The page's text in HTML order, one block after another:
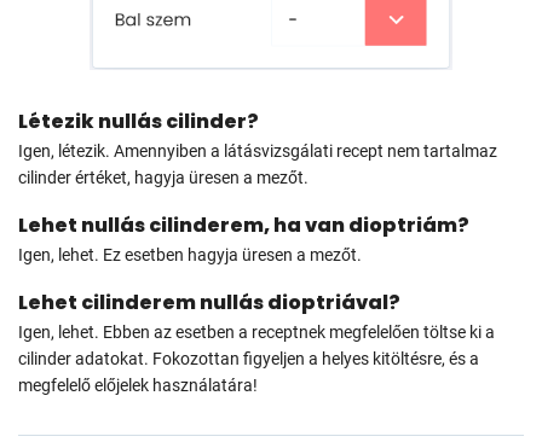
Létezik nullás cilinder?
Igen, létezik. Amennyiben a látásvizsgálati recept nem tartalmaz
cilinder értéket, hagyja üresen a mezőt.
Lehet nullás cilinderem, ha van dioptriám?
Igen, lehet. Ez esetben hagyja üresen a mezőt.
Lehet cilinderem nullás dioptriával?
Igen, lehet. Ebben az esetben a receptnek megfelelően töltse ki a
cilinder adatokat. Fokozottan figyeljen a helyes kitöltésre, és a
megfelelő előjelek használatára!